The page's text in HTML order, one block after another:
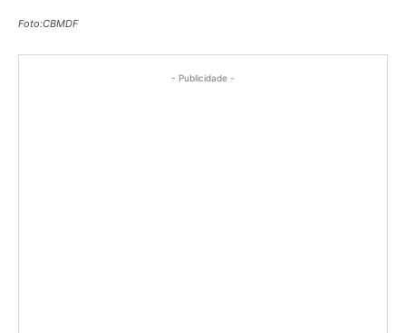
Foto:CBMDF
- Publicidade -